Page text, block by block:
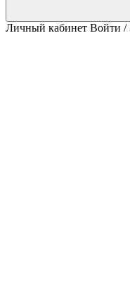
Личный кабинет Войти /